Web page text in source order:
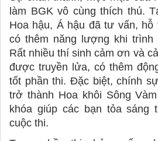
làm BGK vô cùng thích thú.
Hoa hậu, Á hậu đã tư vấn,
có thêm năng lượng khi trình
Rất nhiều thí sinh cảm ơn và
được truyền lửa, có thêm
tốt phần thi. Đặc biệt, chính
trở thành Hoa khôi Sông
khóa giúp các bạn tỏa sáng
cuộc thi.